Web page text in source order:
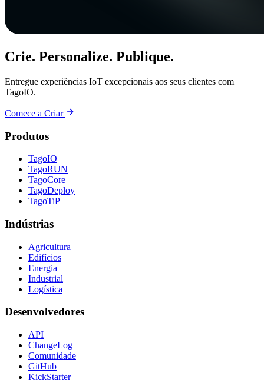
Crie. Personalize. Publique.
Entregue experiências IoT excepcionais aos seus clientes com
TagoIO.
Comece a Criar
Produtos
TagoIO
TagoRUN
TagoCore
TagoDeploy
TagoTiP
Indústrias
Agricultura
Edifícios
Energia
Industrial
Logística
Desenvolvedores
API
ChangeLog
Comunidade
GitHub
KickStarter